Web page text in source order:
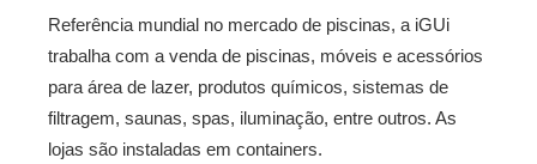
Referência mundial no mercado de piscinas, a iGUi
trabalha com a venda de piscinas, móveis e acessórios
para área de lazer, produtos químicos, sistemas de
filtragem, saunas, spas, iluminação, entre outros. As
lojas são instaladas em containers.